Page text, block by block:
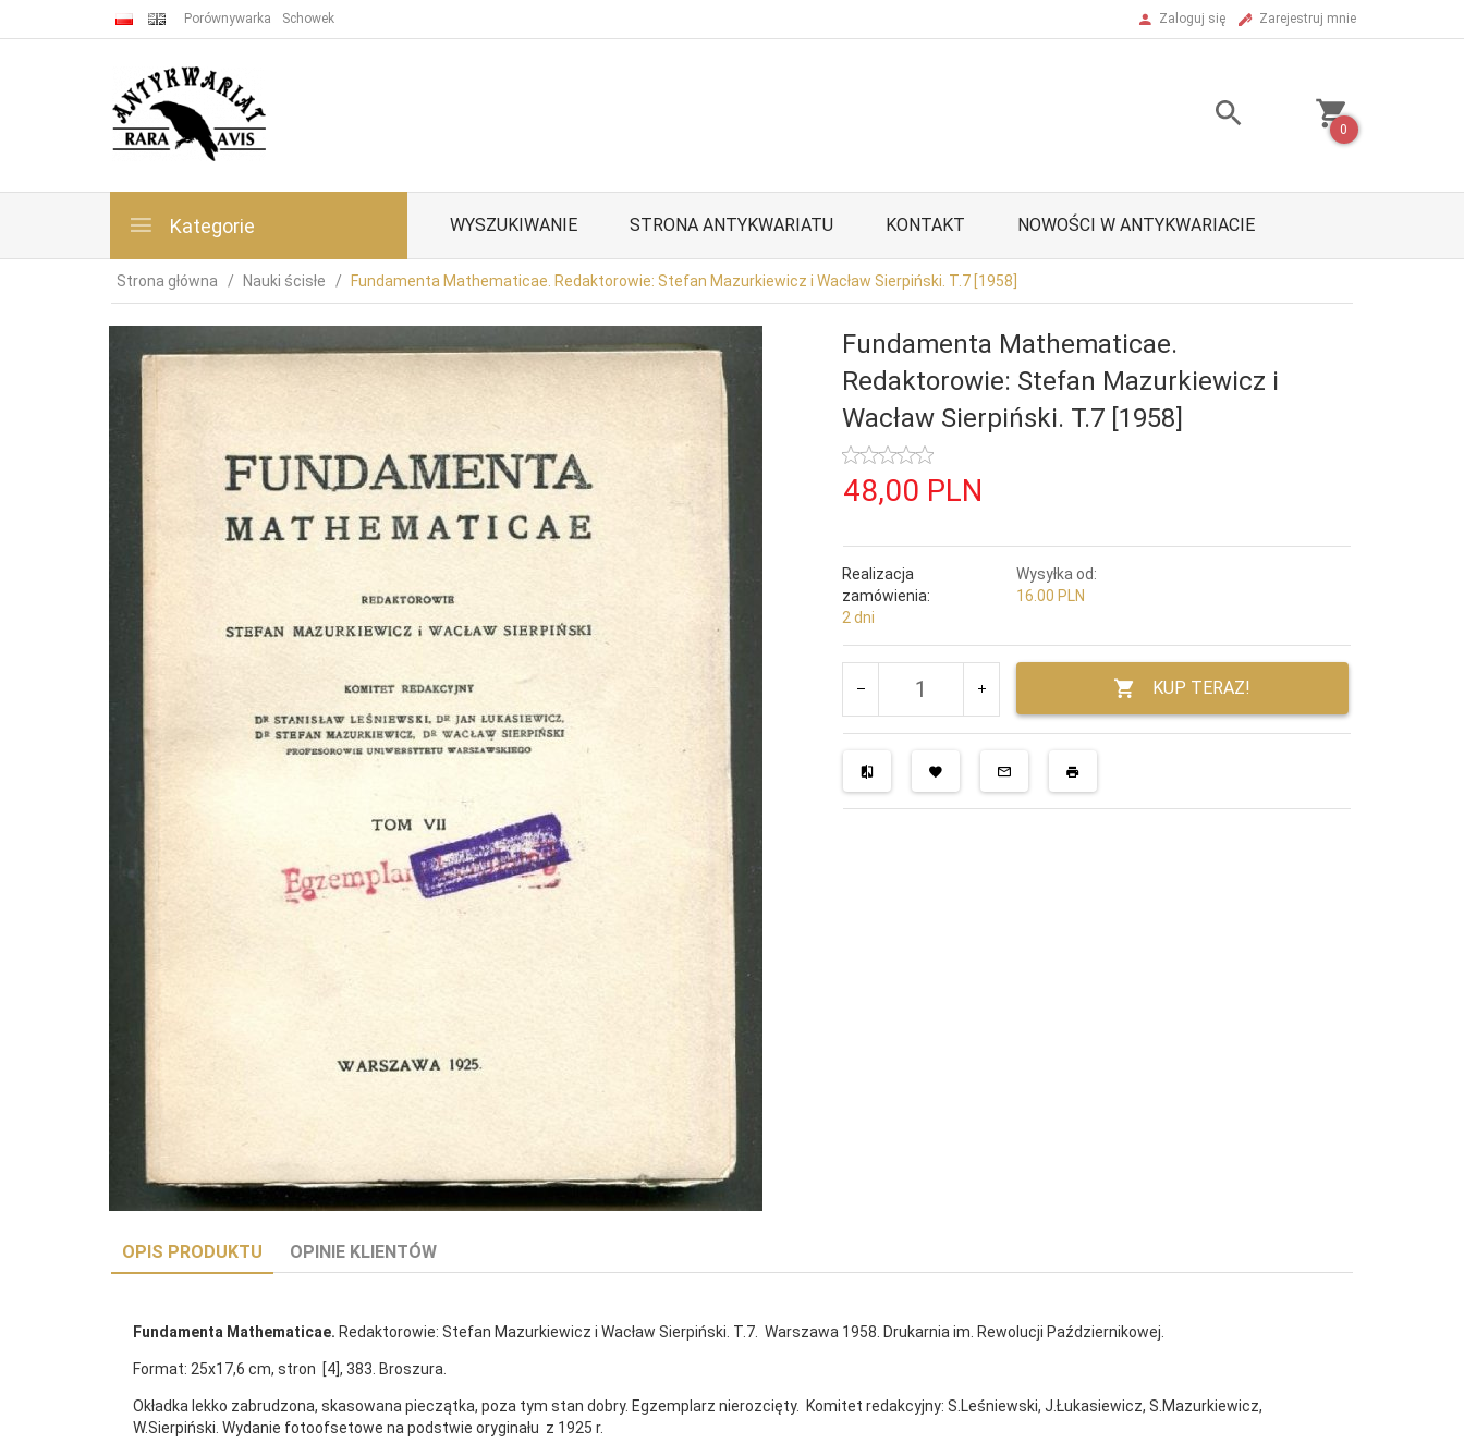
Porównywarka Schowek Zaloguj się Zarejestruj mnie
0
Kategorie WYSZUKIWANIE STRONA ANTYKWARIATU KONTAKT NOWOŚCI W ANTYKWARIACIE
Strona główna Nauki ścisłe Fundamenta Mathematicae. Redaktorowie: Stefan Mazurkiewicz i Wacław Sierpiński. T.7 [1958]
Fundamenta Mathematicae.
Redaktorowie: Stefan Mazurkiewicz i
Wacław Sierpiński. T.7 [1958]
48,00 PLN
Realizacja
zamówienia:
2 dni
Wysyłka od:
16.00 PLN
KUP TERAZ!
OPIS PRODUKTU OPINIE KLIENTÓW
Fundamenta Mathematicae. Redaktorowie: Stefan Mazurkiewicz i Wacław Sierpiński. T.7. Warszawa 1958. Drukarnia im. Rewolucji Październikowej.
Format: 25x17,6 cm, stron [4], 383. Broszura.
Okładka lekko zabrudzona, skasowana pieczątka, poza tym stan dobry. Egzemplarz nierozcięty. Komitet redakcyjny: S.Leśniewski, J.Łukasiewicz, S.Mazurkiewicz,
W.Sierpiński. Wydanie fotoofsetowe na podstwie oryginału z 1925 r.